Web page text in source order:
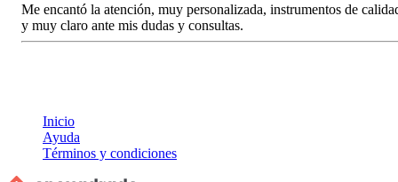
Me encantó la atención, muy personalizada, instrumentos de
y muy claro ante mis dudas y consultas.
Inicio
Ayuda
Términos y condiciones